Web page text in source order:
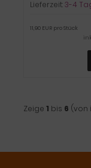
Lieferzeit:3-4
11,90 EUR pro Stück
Zeige 1 bis 6 (von